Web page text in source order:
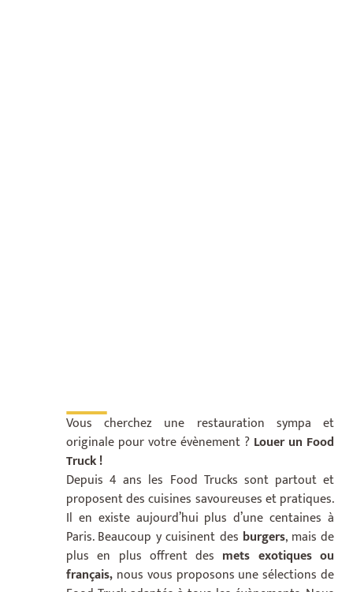
___
Vous cherchez une restauration sympa et
originale pour votre évènement ? Louer un Food
Truck !
Depuis 4 ans les Food Trucks sont partout et
proposent des cuisines savoureuses et pratiques.
Il en existe aujourd’hui plus d’une centaines à
Paris. Beaucoup y cuisinent des burgers, mais de
plus en plus offrent des mets exotiques ou
français, nous vous proposons une sélections de